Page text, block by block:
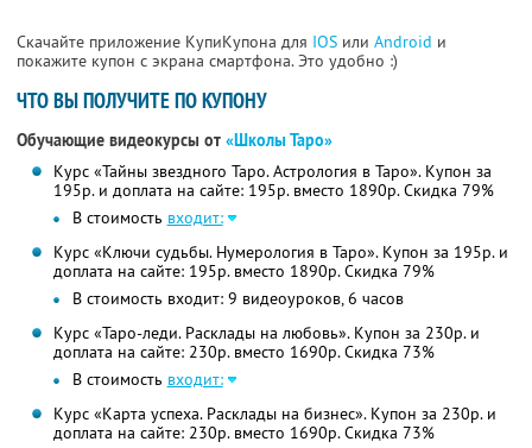
Скачайте приложение КупиКупона для IOS или Android и
покажите купон с экрана смартфона. Это удобно :)
ЧТО ВЫ ПОЛУЧИТЕ ПО КУПОНУ
Обучающие видеокурсы от «Школы Таро»
Курс «Тайны звездного Таро. Астрология в Таро». Купон за
195р. и доплата на сайте: 195р. вместо 1890р.Скидка 79%
В стоимость входит:
Курс «Ключи судьбы. Нумерология в Таро». Купон за 195р. и
доплата на сайте: 195р. вместо 1890р.Скидка 79%
В стоимость входит: 9 видеоуроков, 6 часов
Курс «Таро-леди. Расклады на любовь». Купон за 230р. и
доплата на сайте: 230р. вместо 1690р.Скидка 73%
В стоимость входит:
Курс «Карта успеха. Расклады на бизнес». Купон за 230р. и
доплата на сайте: 230р. вместо 1690р.Скидка 73%